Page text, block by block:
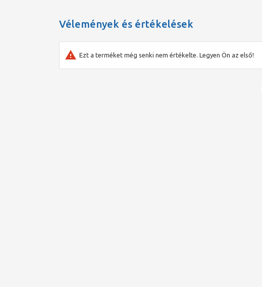
Vélemények és értékelések
Ezt a terméket még senki nem értékelte. Legyen Ön az első!